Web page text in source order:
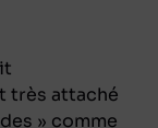
très attaché
» comme